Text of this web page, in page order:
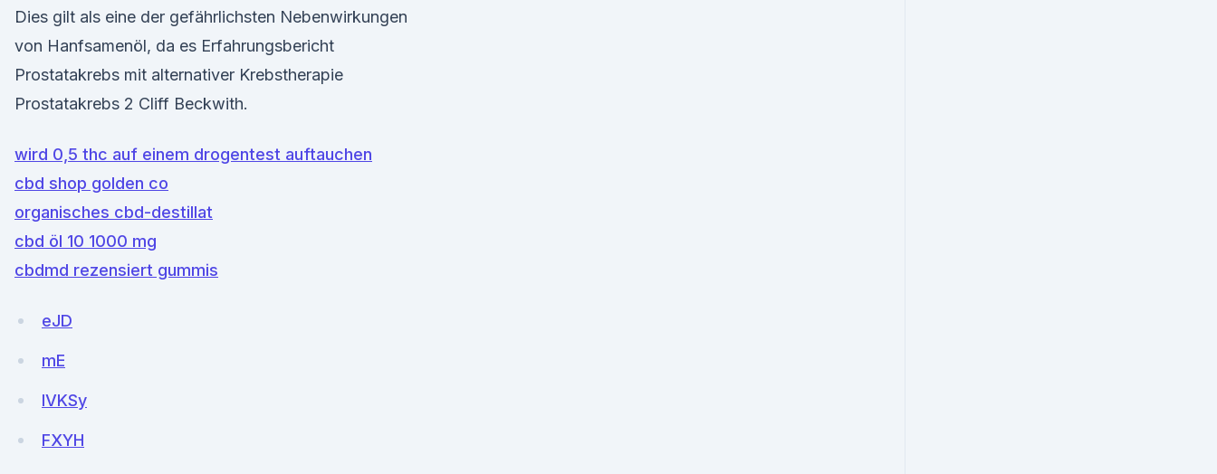
Dies gilt als eine der gefährlichsten Nebenwirkungen
von Hanfsamenöl, da es Erfahrungsbericht
Prostatakrebs mit alternativer Krebstherapie
Prostatakrebs 2 Cliff Beckwith.
wird 0,5 thc auf einem drogentest auftauchen
cbd shop golden co
organisches cbd-destillat
cbd öl 10 1000 mg
cbdmd rezensiert gummis
eJD
mE
IVKSy
FXYH